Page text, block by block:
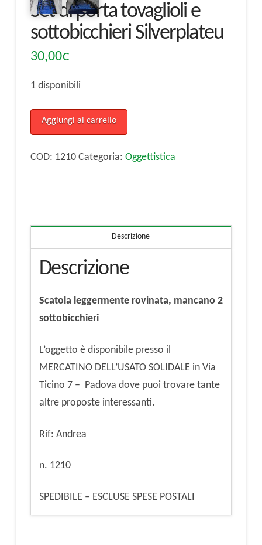
Set di porta tovaglioli e
sottobicchieri Silverplateu
30,00€
1 disponibili
Set
di
porta
Silverplateu
Aggiungi al carrello
COD: 1210 Categoria: Oggettistica
Descrizione
Descrizione
Scatola leggermente rovinata, mancano 2
sottobicchieri
L’oggetto è disponibile presso il
MERCATINO DELL’USATO SOLIDALE in Via
Ticino 7 – Padova dove puoi trovare tante
altre proposte interessanti.
Rif: Andrea
n. 1210
SPEDIBILE – ESCLUSE SPESE POSTALI